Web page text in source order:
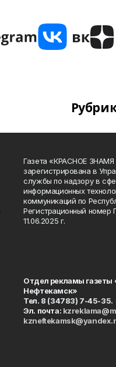
Газета «КРАСНОЕ
зарегистрирована в
службы по надзору в
информационных
коммуникаций по
Регистрационный
11.06.2025 г.
Отдел рекламы газеты
Нефтекамск»
Тел. 8 (34783) 7-45-35.
Эл. почта: